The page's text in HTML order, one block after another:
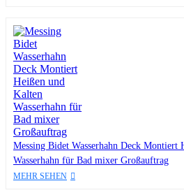
Messing Bidet Wasserhahn Deck Montiert
Wasserhahn für Bad mixer Großauftrag
MEHR SEHEN